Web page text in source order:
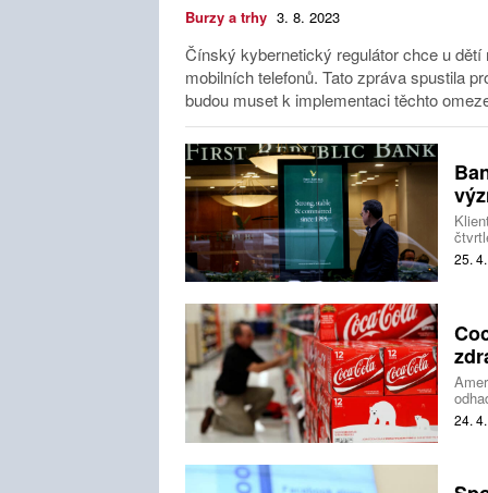
Burzy a trhy 3. 8. 2023
Čínský kybernetický regulátor chce u
mobilních telefonů. Tato zpráva spustila
budou muset k implementaci těchto
25.
24.